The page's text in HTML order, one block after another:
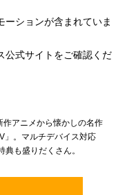
ションが含まれていま
公式サイトをご確認くだ
作アニメから懐かしの名作
」。マルチデバイス対応
典も盛りだくさん。